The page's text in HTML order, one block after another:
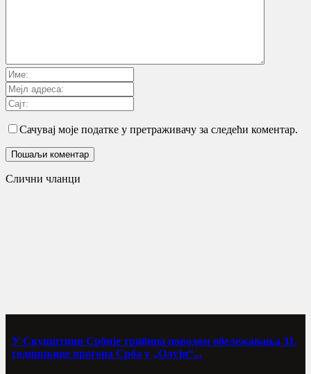
Сачувај моје податке у претраживачу за следећи коментар.
Слични чланци
У Скупштини Србије трибина поводом обележавања 31.
годишњице прогона Срба у „Олуји“...